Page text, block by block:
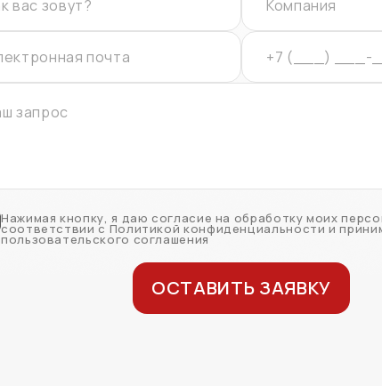
Нажимая кнопку, я даю согласие на обработку моих
соответствии с Политикой конфиденциальности и
пользовательского соглашения
ОСТАВИТЬ ЗАЯВКУ